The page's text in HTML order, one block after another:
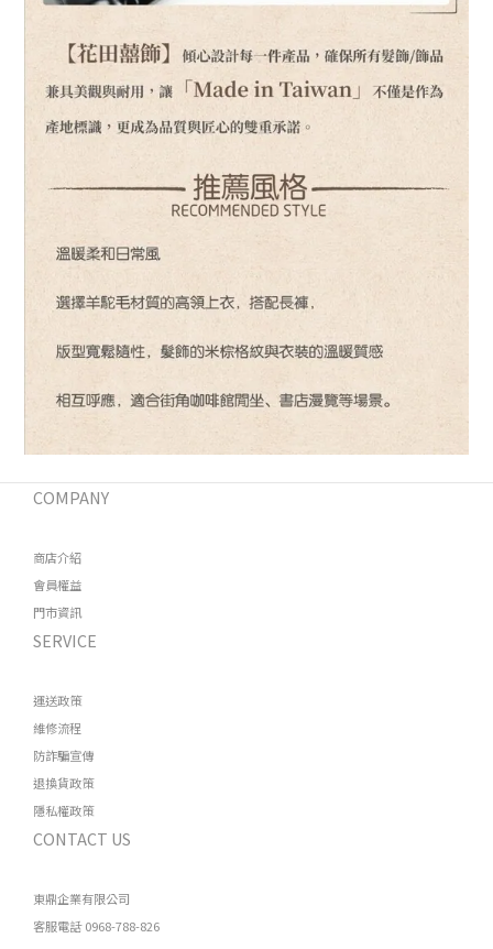
COMPANY
商店介紹
會員權益
門市資訊
SERVICE
運送政策
維修流程
防詐騙宣傳
退換貨政策
隱私權政策
CONTACT US
東鼎企業有限公司
客服電話 0968-788-826